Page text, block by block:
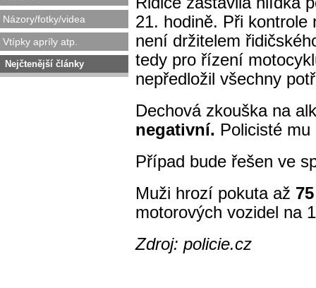
Názory/fotky/videa
Vtípky apríly atp.
Nejčtenější články
21. hodině. Při
není držitelem
tedy pro řízení
nepředložil všechny
Dechová zkouška na
negativní. Policisté
Případ bude řešen ve
Muži hrozí pokuta až
motorových vozidel na
Zdroj: policie.cz